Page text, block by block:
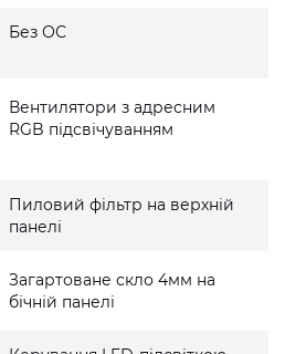
Без ОС
Вентилятори з адресним
RGB підсвічуванням
Пиловий фільтр на верхній
панелі
Загартоване скло 4мм на
бічній панелі